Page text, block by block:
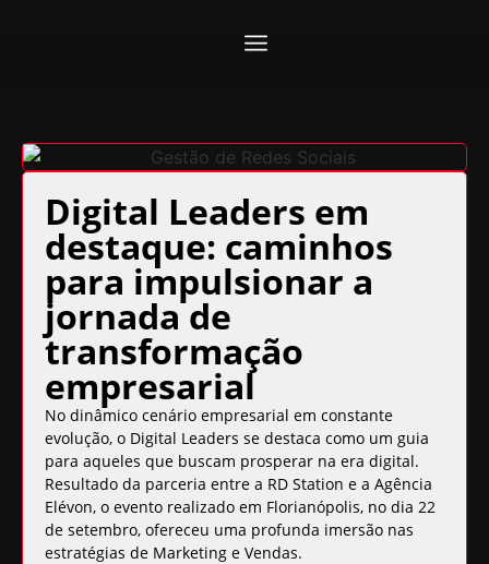
Digital Leaders em
destaque: caminhos
para impulsionar a
jornada de
transformação
empresarial
No dinâmico cenário empresarial em constante
evolução, o Digital Leaders se destaca como um guia
para aqueles que buscam prosperar na era digital.
Resultado da parceria entre a RD Station e a Agência
Elévon, o evento realizado em Florianópolis, no dia 22
de setembro, ofereceu uma profunda imersão nas
estratégias de Marketing e Vendas.